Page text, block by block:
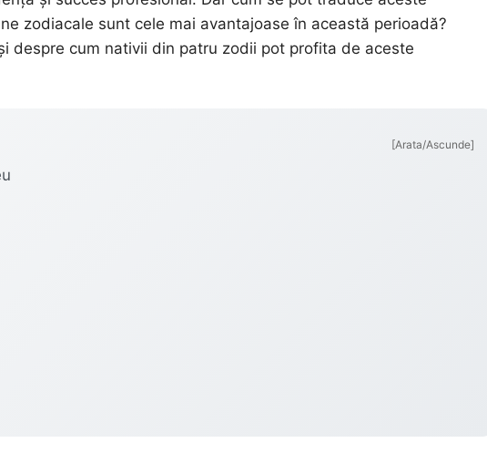
zodiacale sunt cele mai avantajoase în această perioadă?
despre cum nativii din patru zodii pot profita de aceste
[Arata/Ascunde]